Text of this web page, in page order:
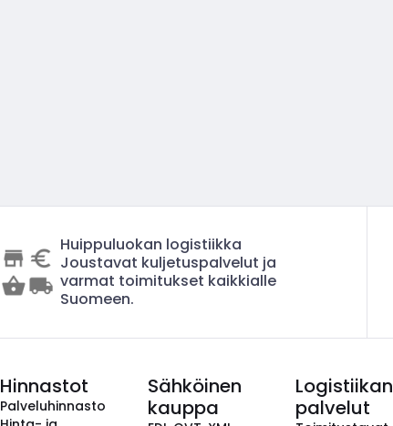
Huippuluokan logistiikka
Joustavat kuljetuspalvelut ja
varmat toimitukset kaikkialle
Suomeen.
Hinnastot
Palveluhinnasto
Sähköinen
kauppa
Logistiikan
palvelut